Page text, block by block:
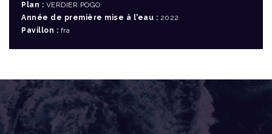
Plan : VERDIER POGO
Année de première mise à l'eau : 2022
Pavillon : fra